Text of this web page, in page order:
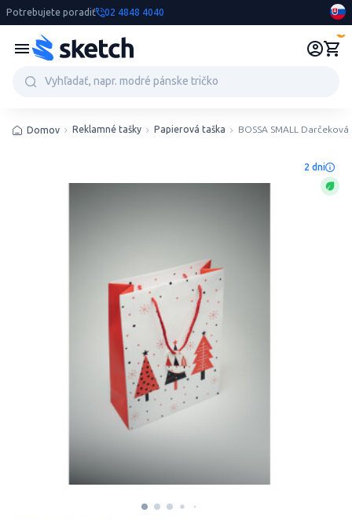
Potrebujete poradiť 02 4848 4040
Domov Reklamné tašky Papierová taška BOSSA SMALL
2 dni